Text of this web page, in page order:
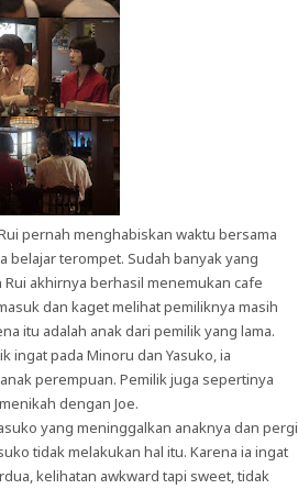
pernah menghabiskan waktu bersama
belajar terompet. Sudah banyak yang
akhirnya berhasil menemukan cafe
dan kaget melihat pemiliknya masih
itu adalah anak dari pemilik yang lama.
ingat pada Minoru dan Yasuko, ia
perempuan. Pemilik juga sepertinya
dengan Joe.
yang meninggalkan anaknya dan pergi
tidak melakukan hal itu. Karena ia ingat
kelihatan awkward tapi sweet, tidak